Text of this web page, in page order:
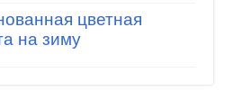
цветная
на зиму